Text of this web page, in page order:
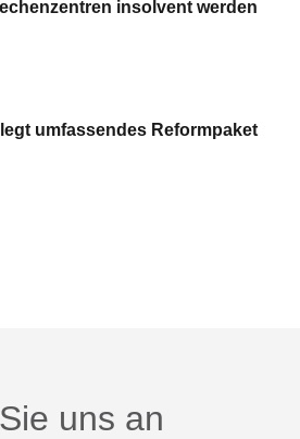
insolvent werden
umfassendes Reformpaket
uns an